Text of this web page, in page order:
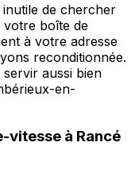
de chercher
votre boîte de
à votre adresse
reconditionnée.
aussi bien
en-
vitesse à Rancé